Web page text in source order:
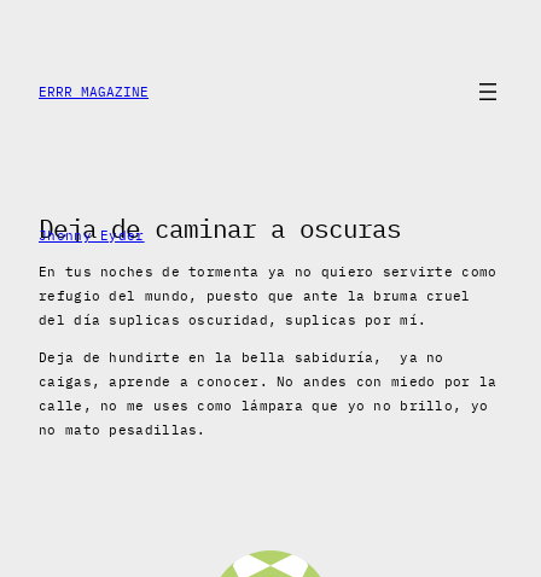
content
ERRR MAGAZINE
Deja de caminar a oscuras
Jhonny Eyder
En tus noches de tormenta ya no quiero servirte como
refugio del mundo, puesto que ante la bruma cruel
del día suplicas oscuridad, suplicas por mí.
Deja de hundirte en la bella sabiduría, ya no
caigas, aprende a conocer. No andes con miedo por la
calle, no me uses como lámpara que yo no brillo, yo
no mato pesadillas.